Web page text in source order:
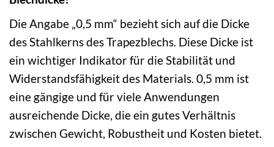
Die Angabe „0,5 mm“ bezieht sich auf die Dicke
des Stahlkerns des Trapezblechs. Diese Dicke ist
ein wichtiger Indikator für die Stabilität und
Widerstandsfähigkeit des Materials. 0,5 mm ist
eine gängige und für viele Anwendungen
ausreichende Dicke, die ein gutes Verhältnis
zwischen Gewicht, Robustheit und Kosten bietet.